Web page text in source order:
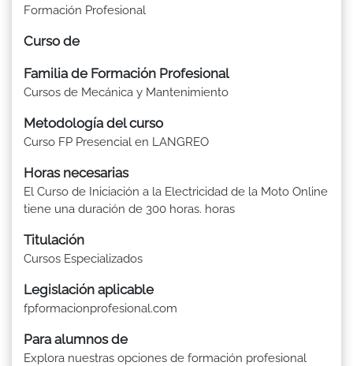
Formación Profesional
Curso de
Familia de Formación Profesional
Cursos de Mecánica y Mantenimiento
Metodología del curso
Curso FP Presencial en LANGREO
Horas necesarias
El Curso de Iniciación a la Electricidad de la Moto Online
tiene una duración de 300 horas. horas
Titulación
Cursos Especializados
Legislación aplicable
fpformacionprofesional.com
Para alumnos de
Explora nuestras opciones de formación profesional